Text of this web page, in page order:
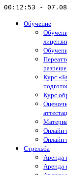
00:12:53 -
Обучение
Курс
Курс
Онлайн
Онлайн
Стрельба
Аренда
Аренда